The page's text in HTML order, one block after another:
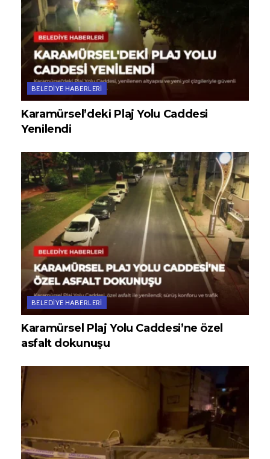
BELEDIYE HABERLERI
Karamürsel’deki Plaj Yolu Caddesi
Yenilendi
BELEDIYE HABERLERI
Karamürsel Plaj Yolu Caddesi’ne özel
asfalt dokunuşu